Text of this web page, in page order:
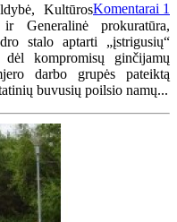
Komentarai 1
Kultūros
Generalinė prokuratūra,
stalo aptarti „įstrigusių“
kompromisų ginčijamų
darbo grupės pateiktą
buvusių poilsio namų...